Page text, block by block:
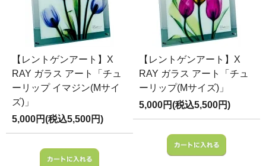
【レントゲンアート】X
RAY ガラス アート「チュ
ーリップ イマジン(Mサイ
ズ)」
5,000円(税込5,500円)
【レントゲンアート】X
RAY ガラス アート「チュ
ーリップ(Mサイズ)」
5,000円(税込5,500円)